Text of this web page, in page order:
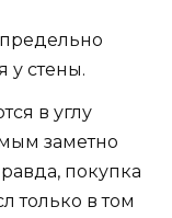
у стены.
в углу
заметно
покупка
только в том